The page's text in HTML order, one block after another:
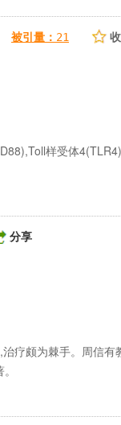
被引量： 21
样受体
分享
疗颇为棘手。周信